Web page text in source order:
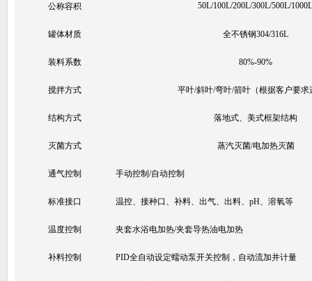
公称容积 50L/100L/200L/300L/500L/
罐体材质 全不锈钢304/316L
装料系数 80%-90%
搅拌方式 平叶/斜叶/弯叶/箭叶（根据客户要求
结构方式 落地式、美式框架结构
灭菌方式 蒸汽灭菌/电加热灭菌
通气控制 手动控制/自动控制
标准接口 温控、接种口、补料、出气、出料、pH、溶氧等
温度控制 夹套水浴电加热/夹套导热油电加热
补料控制 PID全自动设定蠕动泵开关控制，自动流加并计量